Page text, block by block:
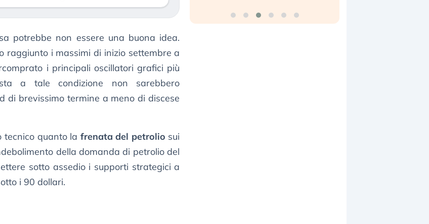
potrebbe non essere una buona idea.
raggiunto i massimi di inizio settembre a
i principali oscillatori grafici più
a tale condizione non sarebbero
di brevissimo termine a meno di discese
tecnico quanto la frenata del petrolio sui
della domanda di petrolio del
sotto assedio i supporti strategici a
i 90 dollari.